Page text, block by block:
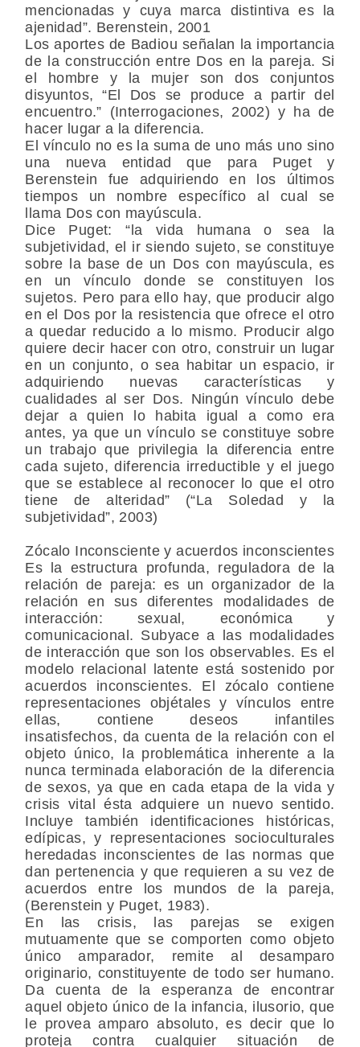
mencionadas y cuya marca distintiva es la
ajenidad”. Berenstein, 2001
Los aportes de Badiou señalan la importancia
de la construcción entre Dos en la pareja. Si
el hombre y la mujer son dos conjuntos
disyuntos, “El Dos se produce a partir del
encuentro.” (Interrogaciones, 2002) y ha de
hacer lugar a la diferencia.
El vínculo no es la suma de uno más uno sino
una nueva entidad que para Puget y
Berenstein fue adquiriendo en los últimos
tiempos un nombre específico al cual se
llama Dos con mayúscula.
Dice Puget: “la vida humana o sea la
subjetividad, el ir siendo sujeto, se constituye
sobre la base de un Dos con mayúscula, es
en un vínculo donde se constituyen los
sujetos. Pero para ello hay, que producir algo
en el Dos por la resistencia que ofrece el otro
a quedar reducido a lo mismo. Producir algo
quiere decir hacer con otro, construir un lugar
en un conjunto, o sea habitar un espacio, ir
adquiriendo nuevas características y
cualidades al ser Dos. Ningún vínculo debe
dejar a quien lo habita igual a como era
antes, ya que un vínculo se constituye sobre
un trabajo que privilegia la diferencia entre
cada sujeto, diferencia irreductible y el juego
que se establece al reconocer lo que el otro
tiene de alteridad” (“La Soledad y la
subjetividad”, 2003)
Zócalo Inconsciente y acuerdos inconscientes
Es la estructura profunda, reguladora de la
relación de pareja: es un organizador de la
relación en sus diferentes modalidades de
interacción: sexual, económica y
comunicacional. Subyace a las modalidades
de interacción que son los observables. Es el
modelo relacional latente está sostenido por
acuerdos inconscientes. El zócalo contiene
representaciones objétales y vínculos entre
ellas, contiene deseos infantiles
insatisfechos, da cuenta de la relación con el
objeto único, la problemática inherente a la
nunca terminada elaboración de la diferencia
de sexos, ya que en cada etapa de la vida y
crisis vital ésta adquiere un nuevo sentido.
Incluye también identificaciones históricas,
edípicas, y representaciones socioculturales
heredadas inconscientes de las normas que
dan pertenencia y que requieren a su vez de
acuerdos entre los mundos de la pareja,
(Berenstein y Puget, 1983).
En las crisis, las parejas se exigen
mutuamente que se comporten como objeto
único amparador, remite al desamparo
originario, constituyente de todo ser humano.
Da cuenta de la esperanza de encontrar
aquel objeto único de la infancia, ilusorio, que
le provea amparo absoluto, es decir que lo
proteja contra cualquier situación de